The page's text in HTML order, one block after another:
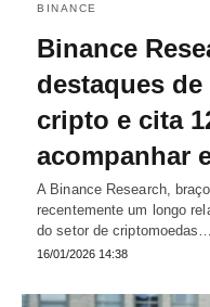
BINANCE
Binance
destaques de
cripto e cita
acompanhar
A Binance Research,
recentemente um longo
do setor de criptomoedas…
16/01/2026 14:38